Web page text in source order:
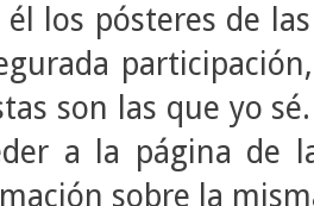
él los pósteres de
son las que yo
a la página de
sobre la